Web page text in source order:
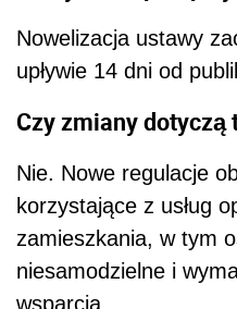
Nowelizacja ustawy
upływie 14 dni od
Czy zmiany dotyczą
Nie. Nowe regulacje
korzystające z usług
zamieszkania, w tym
niesamodzielne i
wsparcia.